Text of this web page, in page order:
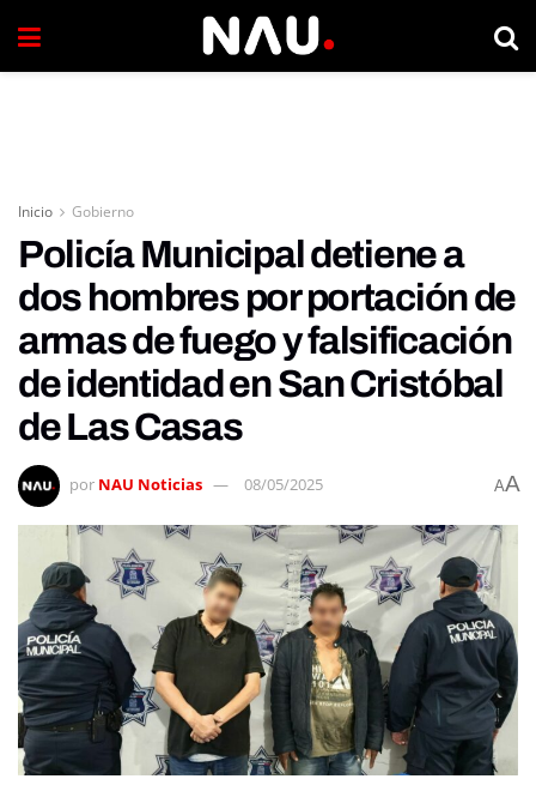
Inicio Gobierno
Policía Municipal detiene a
dos hombres por portación de
armas de fuego y falsificación
de identidad en San Cristóbal
de Las Casas
por NAU Noticias 08/05/2025 AA